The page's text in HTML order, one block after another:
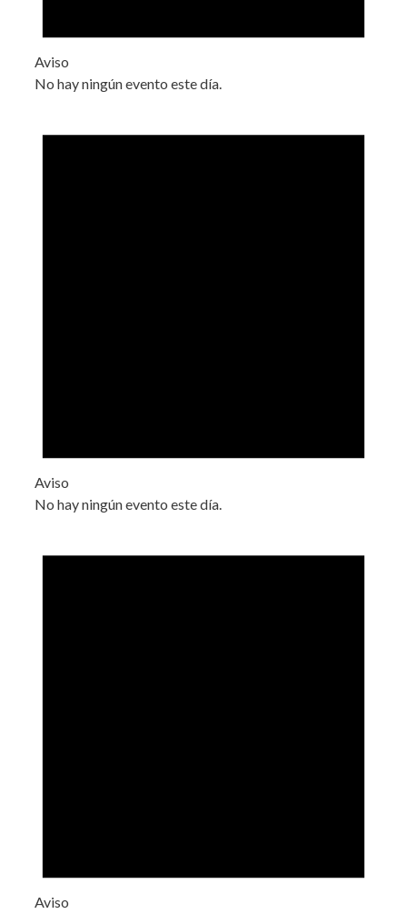
Aviso
No hay ningún evento este día.
Aviso
No hay ningún evento este día.
Aviso